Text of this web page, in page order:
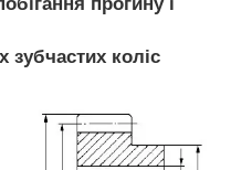
зубчастих коліс